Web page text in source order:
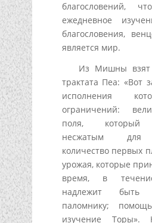
благословений,
ежедневное
благословения,
является мир.
Из Мишны взят
трактата Пеа: «Вот
исполнения
ограничений:
поля, который
несжатым для
количество первых
урожая, которые
время, в
надлежит
паломнику;
изучение Торы».